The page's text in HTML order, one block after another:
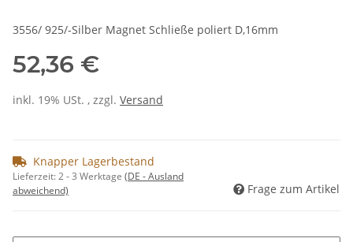
3556/ 925/-Silber Magnet Schließe poliert D,16mm
52,36 €
inkl. 19% USt. , zzgl. Versand
Knapper Lagerbestand
Lieferzeit:2 - 3 Werktage (DE - Ausland
abweichend)
Frage zum Artikel